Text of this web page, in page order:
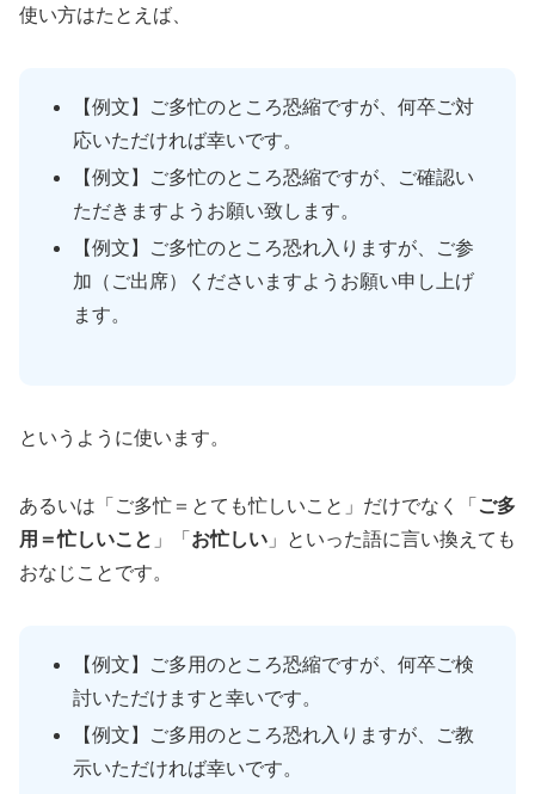
使い方はたとえば、
【例文】ご多忙のところ恐縮ですが、何卒ご対
応いただければ幸いです。
【例文】ご多忙のところ恐縮ですが、ご確認い
ただきますようお願い致します。
【例文】ご多忙のところ恐れ入りますが、ご参
加（ご出席）くださいますようお願い申し上げ
ます。
というように使います。
あるいは「ご多忙＝とても忙しいこと」だけでなく「 ご多
用＝忙しいこと 」「 お忙しい 」といった語に言い換えても
おなじことです。
【例文】ご多用のところ恐縮ですが、何卒ご検
討いただけますと幸いです。
【例文】ご多用のところ恐れ入りますが、ご教
示いただければ幸いです。